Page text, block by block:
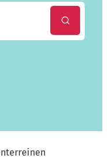
Zoeken